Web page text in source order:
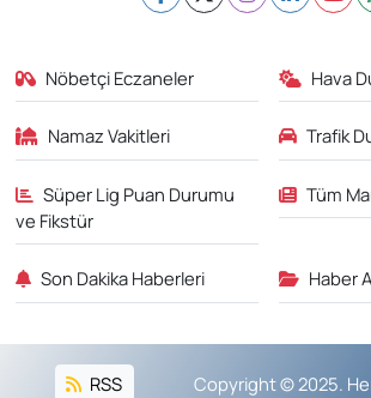
Nöbetçi Eczaneler Hava
Namaz Vakitleri Trafik
Süper Lig Puan Durumu
ve Fikstür
Tüm
Son Dakika Haberleri Haber
RSS Copyright © 2025. Her